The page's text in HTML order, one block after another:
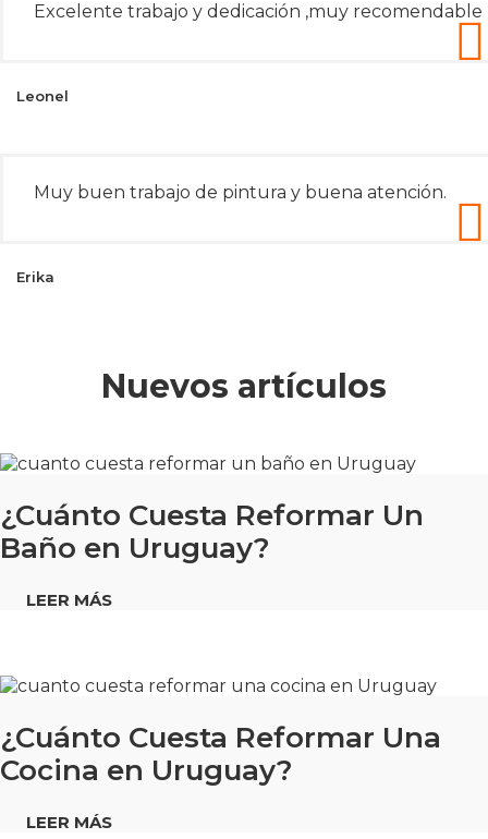
Excelente trabajo y dedicación ,muy recomendable
Leonel
Muy buen trabajo de pintura y buena atención.
Erika
Nuevos artículos
¿Cuánto Cuesta Reformar Un
Baño en Uruguay?
LEER MÁS
¿Cuánto Cuesta Reformar Una
Cocina en Uruguay?
LEER MÁS